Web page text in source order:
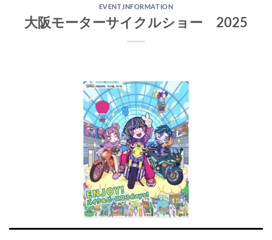
EVENT, INFORMATION
大阪モーターサイクルショー 2025